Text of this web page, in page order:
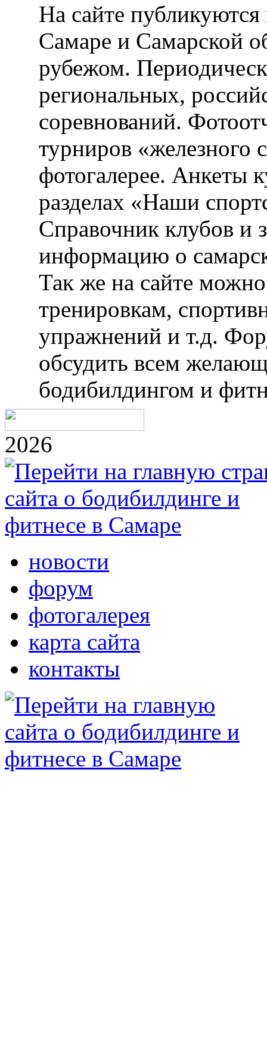
На сайте публикуются
Самаре и Самарской
рубежом.
региональных,
соревнований.
турниров «железного
фотогалерее. Анкеты
разделах «Наши
Справочник клубов и
информацию о
Так же на сайте
тренировкам,
упражнений и т.д.
обсудить всем
бодибилдингом и
2026
новости
форум
фотогалерея
карта сайта
контакты